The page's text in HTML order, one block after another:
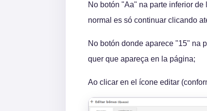
No botón "Aa" na parte inferior
normal es só continuar clicando
No botón donde aparece "15" na
quer que apareça en la página;
Ao clicar en el ícone editar